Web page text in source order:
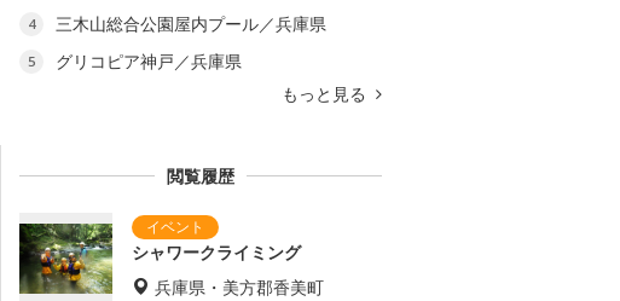
4 三木山総合公園屋内プール／兵庫県
5
グリコピア神戸／兵庫県
もっと見る
閲覧履歴
シャワークライミング
兵庫県・美方郡香美町